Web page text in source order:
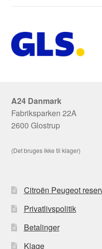
A24 Danmark
Fabriksparken 22A
2600 Glostrup
(Det bruges ikke til klager)
Citroën Peugeot
Privatlivspolitik
Betalinger
Klage